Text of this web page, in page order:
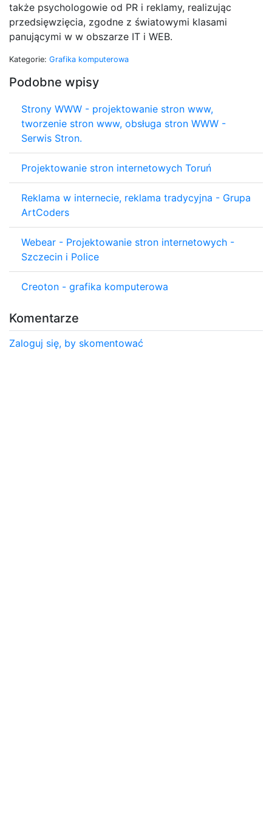
także psychologowie od PR i reklamy, realizując
przedsięwzięcia, zgodne z światowymi klasami
panującymi w w obszarze IT i WEB.
Kategorie: Grafika komputerowa
Podobne wpisy
Strony WWW - projektowanie stron www,
tworzenie stron www, obsługa stron WWW -
Serwis Stron.
Projektowanie stron internetowych Toruń
Reklama w internecie, reklama tradycyjna - Grupa
ArtCoders
Webear - Projektowanie stron internetowych -
Szczecin i Police
Creoton - grafika komputerowa
Komentarze
Zaloguj się, by skomentować